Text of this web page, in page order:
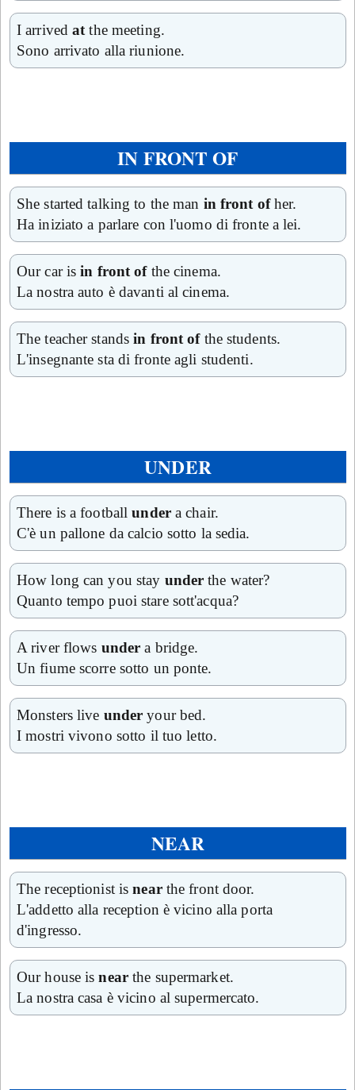
I arrivedat the meeting.
Sono arrivato alla riunione.
IN FRONT OF
She started talking to the man in front ofher.
Ha iniziato a parlare con l'uomo di fronte a lei.
Our car isin front ofthe cinema.
La nostra auto è davanti al cinema.
The teacher stands in front ofthe students.
L'insegnante sta di fronte agli studenti.
UNDER
There is a footballundera chair.
C'è un pallone da calcio sotto la sedia.
How long can you stay under the water?
Quanto tempo puoi stare sott'acqua?
A river flows under a bridge.
Un fiume scorre sotto un ponte.
Monsters live under your bed.
I mostri vivono sotto il tuo letto.
NEAR
The receptionist isnearthe front door.
L'addetto alla reception è vicino alla porta
d'ingresso.
Our house isnearthe supermarket.
La nostra casa è vicino al supermercato.